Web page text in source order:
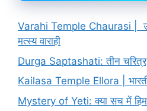
Varahi Temple Chaurasi |
मत्स्य वाराही
Durga Saptashati: तीन चरित्र,
Kailasa Temple Ellora |
Mystery of Yeti: क्या सच में